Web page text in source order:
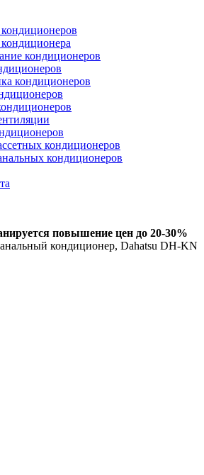
кондиционеров
кондиционеров
кондиционеров
кондиционеров
повышение цен до 20-30%
кондиционер, Dahatsu DH-KN